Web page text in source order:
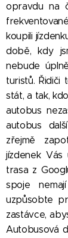
opravdu na
koupili
době, kdy
nebude
turistů. Řidiči
stát, a tak,
autobus
autobus
zřejmě
jízdenek
trasa z
spoje
uzpůsobte
zastávce,
Autobusová